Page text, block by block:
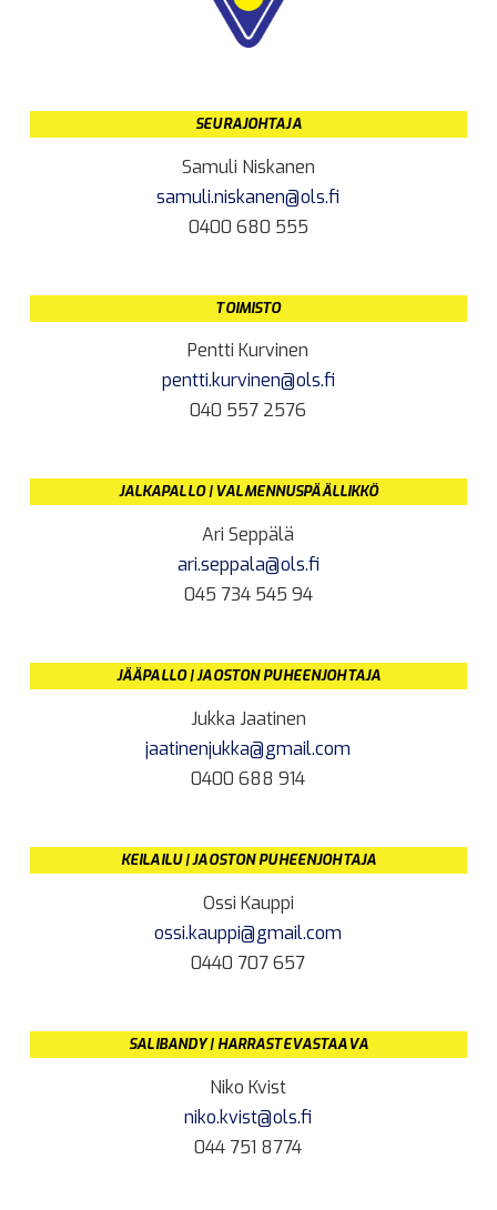
SEURAJOHTAJA
Samuli Niskanen
samuli.niskanen@ols.fi
0400 680 555
TOIMISTO
Pentti Kurvinen
pentti.kurvinen@ols.fi
040 557 2576
JALKAPALLO | VALMENNUSPÄÄLLIKKÖ
Ari Seppälä
ari.seppala@ols.fi
045 734 545 94
JÄÄPALLO | JAOSTON PUHEENJOHTAJA
Jukka Jaatinen
jaatinenjukka@gmail.com
0400 688 914
KEILAILU | JAOSTON PUHEENJOHTAJA
Ossi Kauppi
ossi.kauppi@gmail.com
0440 707 657
SALIBANDY | HARRASTEVASTAAVA
Niko Kvist
niko.kvist@ols.fi
044 751 8774